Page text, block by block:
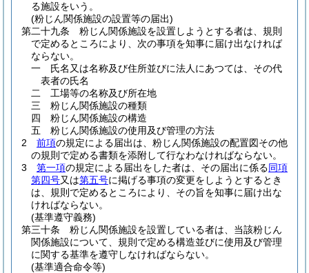
る施設をいう。
(粉じん関係施設の設置等の届出)
第二十九条
粉じん関係施設を設置しようとする者は、規則
で定めるところにより、次の事項を知事に届け出なければ
ならない。
一
氏名又は名称及び住所並びに法人にあつては、その代
表者の氏名
二
工場等の名称及び所在地
三
粉じん関係施設の種類
四
粉じん関係施設の構造
五
粉じん関係施設の使用及び管理の方法
2
前項の規定による届出は、粉じん関係施設の配置図その他
の規則で定める書類を添附して行なわなければならない。
3
第一項の規定による届出をした者は、その届出に係る同項
第四号又は第五号に掲げる事項の変更をしようとするとき
は、規則で定めるところにより、その旨を知事に届け出な
ければならない。
(基準遵守義務)
第三十条
粉じん関係施設を設置している者は、当該粉じん
関係施設について、規則で定める構造並びに使用及び管理
に関する基準を遵守しなければならない。
(基準適合命令等)